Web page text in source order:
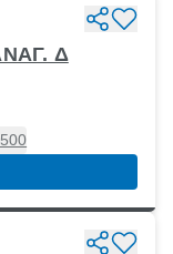
Δ